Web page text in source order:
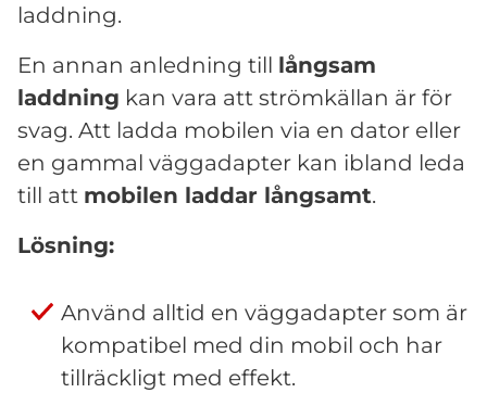
laddning.
En annan anledning till långsam
laddning kan vara att strömkällan är för
svag. Att ladda mobilen via en dator eller
en gammal väggadapter kan ibland leda
till att mobilen laddar långsamt.
Lösning:
Använd alltid en väggadapter som är
kompatibel med din mobil och har
tillräckligt med effekt.